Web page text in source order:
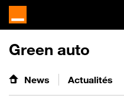
Green auto
News Actualités